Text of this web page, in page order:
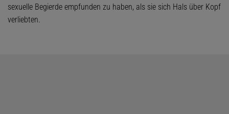
sexuelle Begierde empfunden zu haben, als sie sich Hals über Kopf
verliebten.